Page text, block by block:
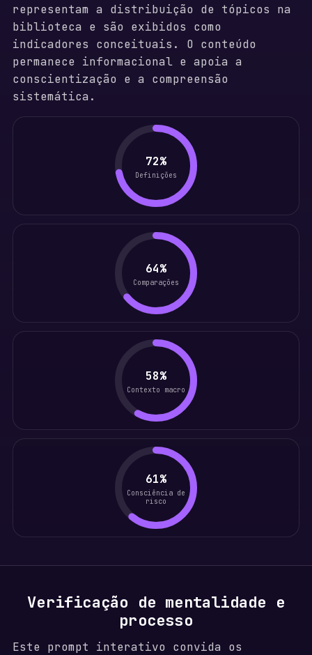
representam a distribuição de tópicos na
biblioteca e são exibidos como
indicadores conceituais. O conteúdo
permanece informacional e apoia a
conscientização e a compreensão
sistemática.
72%
Definições
64%
Comparações
58%
Contexto macro
61%
Consciência de
risco
Verificação de mentalidade e
processo
Este prompt interativo convida os